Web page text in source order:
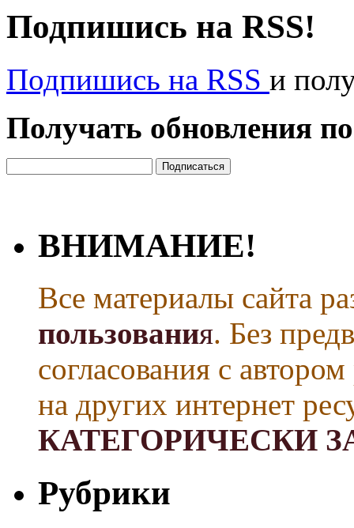
Подпишись на RSS!
Подпишись на RSS и
Получать обновления
ВНИМАНИЕ!
Все материалы сайта
пользования. Без
согласования с
на других интернет
КАТЕГОРИЧЕСКИ
Рубрики